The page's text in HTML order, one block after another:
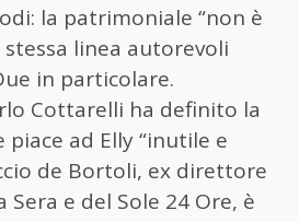
la patrimoniale “non è
stessa linea autorevoli
in particolare.
Cottarelli ha definito la
ad Elly “inutile e
de Bortoli, ex direttore
e del Sole 24 Ore, è